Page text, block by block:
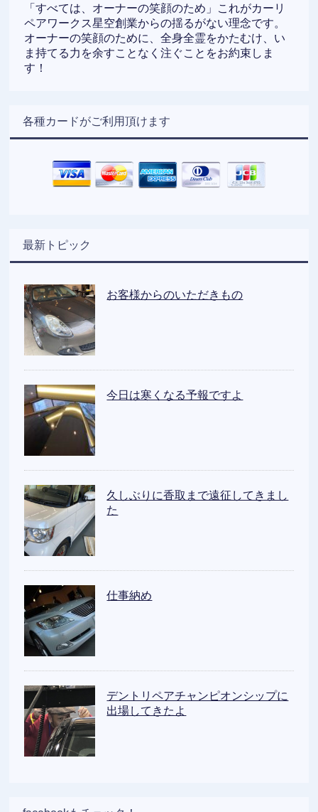
「すべては、オーナーの笑顔のため」これがカーリ
ペアワークス星空創業からの揺るがない理念です。
オーナーの笑顔のために、全身全霊をかたむけ、い
ま持てる力を余すことなく注ぐことをお約束しま
す！
各種カードがご利用頂けます
最新トピック
お客様からのいただきもの
今日は寒くなる予報ですよ
久しぶりに香取まで遠征してきまし
た
仕事納め
デントリペアチャンピオンシップに
出場してきたよ